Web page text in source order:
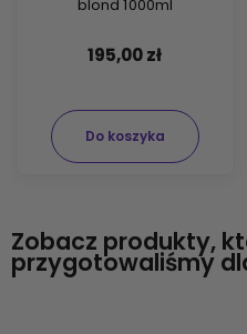
blond 1000ml
195,00 zł
Do koszyka
Zobacz produkty,
przygotowaliśmy